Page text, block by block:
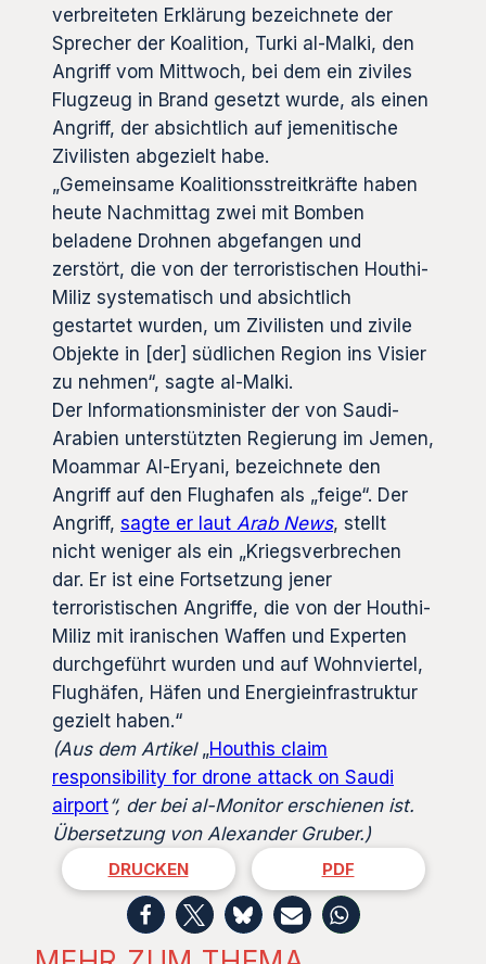
verbreiteten Erklärung bezeichnete der
Sprecher der Koalition, Turki al-Malki, den
Angriff vom Mittwoch, bei dem ein ziviles
Flugzeug in Brand gesetzt wurde, als einen
Angriff, der absichtlich auf jemenitische
Zivilisten abgezielt habe.
„Gemeinsame Koalitionsstreitkräfte haben
heute Nachmittag zwei mit Bomben
beladene Drohnen abgefangen und
zerstört, die von der terroristischen Houthi-
Miliz systematisch und absichtlich
gestartet wurden, um Zivilisten und zivile
Objekte in [der] südlichen Region ins Visier
zu nehmen“, sagte al-Malki.
Der Informationsminister der von Saudi-
Arabien unterstützten Regierung im Jemen,
Moammar Al-Eryani, bezeichnete den
Angriff auf den Flughafen als „feige“. Der
Angriff, sagte er laut Arab News, stellt
nicht weniger als ein „Kriegsverbrechen
dar. Er ist eine Fortsetzung jener
terroristischen Angriffe, die von der Houthi-
Miliz mit iranischen Waffen und Experten
durchgeführt wurden und auf Wohnviertel,
Flughäfen, Häfen und Energieinfrastruktur
gezielt haben.“
(Aus dem Artikel „Houthis claim
responsibility for drone attack on Saudi
airport“, der bei al-Monitor erschienen ist.
Übersetzung von Alexander Gruber.)
DRUCKEN PDF